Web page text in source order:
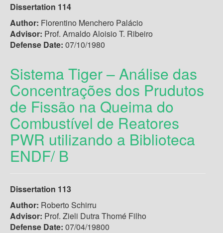
Dissertation 114
Author: Florentino Menchero Palácio
Advisor: Prof. Arnaldo Aloisio T. Ribeiro
Defense Date: 07/10/1980
Sistema Tiger – Análise das
Concentrações dos Prudutos
de Fissão na Queima do
Combustível de Reatores
PWR utilizando a Biblioteca
ENDF/ B
Dissertation 113
Author: Roberto Schirru
Advisor: Prof. Zieli Dutra Thomé Filho
Defense Date: 07/04/19800